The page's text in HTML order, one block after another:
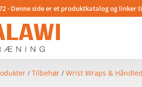
- Denne side er et produktkatalog og linker
/Tilbehør /Wrist Wraps &